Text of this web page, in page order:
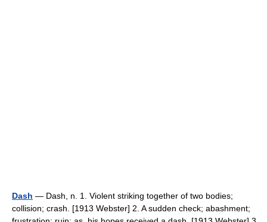
Dash — Dash, n. 1. Violent striking together of two bodies;
collision; crash. [1913 Webster] 2. A sudden check; abashment;